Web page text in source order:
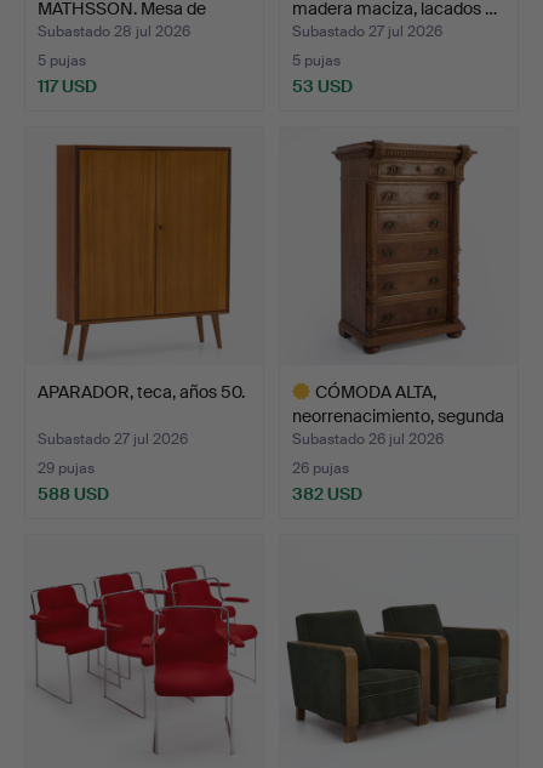
MATHSSON. Mesa de
centro…
Subastado 28 jul 2026
5 pujas
117 USD
madera maciza, lacados …
Subastado 27 jul 2026
5 pujas
53 USD
APARADOR, teca, años 50.
Subastado 27 jul 2026
29 pujas
588 USD
CÓMODA ALTA,
neorrenacimiento, segunda
mit…
Subastado 26 jul 2026
26 pujas
382 USD